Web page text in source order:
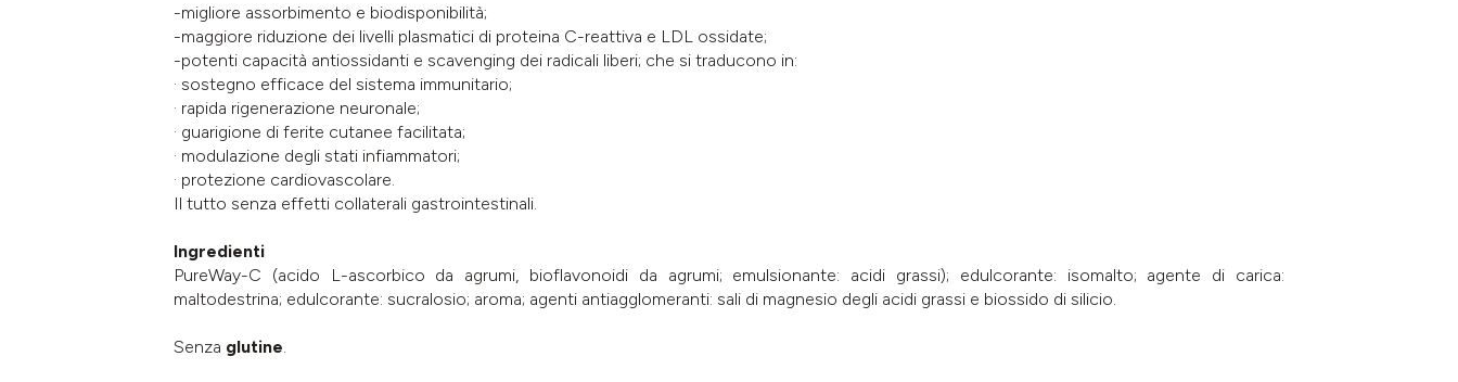
-migliore assorbimento e biodisponibilità;
-maggiore riduzione dei livelli plasmatici di proteina C-reattiva e LDL ossidate;
-potenti capacità antiossidanti e scavenging dei radicali liberi; che si traducono in:
· sostegno efficace del sistema immunitario;
· rapida rigenerazione neuronale;
· guarigione di ferite cutanee facilitata;
· modulazione degli stati infiammatori;
· protezione cardiovascolare.
Il tutto senza effetti collaterali gastrointestinali.
Ingredienti
PureWay-C (acido L-ascorbico da agrumi, bioflavonoidi da agrumi; emulsionante: acidi grassi); edulcorante: isomalto; agente di carica:
maltodestrina; edulcorante: sucralosio; aroma; agenti antiagglomeranti: sali di magnesio degli acidi grassi e biossido di silicio.
Senza glutine.